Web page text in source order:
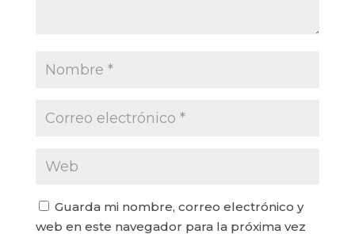
Guarda mi nombre, correo electrónico y
web en este navegador para la próxima vez